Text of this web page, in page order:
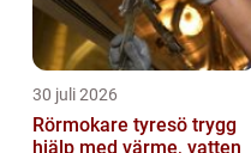
30 juli 2026
Rörmokare tyresö trygg
hjälp med värme, vatten